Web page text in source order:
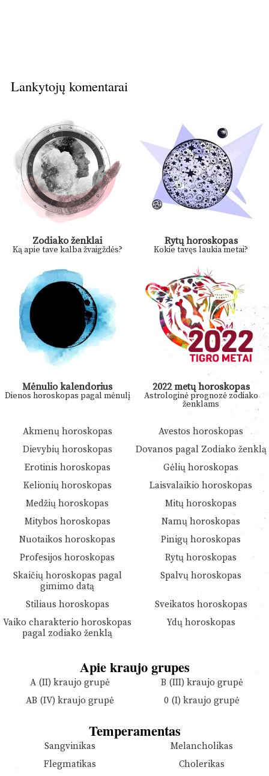
Lankytojų komentarai
Zodiako ženklai
Ką apie tave kalba žvaigždės?
Rytų horoskopas
Kokie tavęs laukia metai?
Mėnulio kalendorius
Dienos horoskopas pagal mėnulį
2022 metų horoskopas
Astrologinė prognozė zodiako
ženklams
Akmenų horoskopas
Avestos horoskopas
Dievybių horoskopas
Dovanos pagal Zodiako ženklą
Erotinis horoskopas
Gėlių horoskopas
Kelionių horoskopas
Laisvalaikio horoskopas
Medžių horoskopas
Mitų horoskopas
Mitybos horoskopas
Namų horoskopas
Nuotaikos horoskopas
Pinigų horoskopas
Profesijos horoskopas
Rytų horoskopas
Skaičių horoskopas pagal
gimimo datą
Spalvų horoskopas
Stiliaus horoskopas
Sveikatos horoskopas
Vaiko charakterio horoskopas
pagal zodiako ženklą
Ydų horoskopas
Apie kraujo grupes
A (II) kraujo grupė
B (III) kraujo grupė
AB (IV) kraujo grupė
0 (I) kraujo grupė
Temperamentas
Sangvinikas
Melancholikas
Flegmatikas
Cholerikas